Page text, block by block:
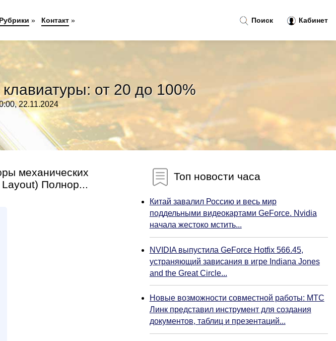
от 20 до 100%
22.11.2024
механических
Полнор...
Топ новости часа
Китай завалил Россию и весь мир
поддельными видеокартами GeForce. Nvidia
начала жестоко мстить...
NVIDIA выпустила GeForce Hotfix 566.45,
устраняющий зависания в игре Indiana Jones
and the Great Circle...
Новые возможности совместной работы: МТС
Линк представил инструмент для создания
документов, таблиц и презентаций...
Поиск Кабинет
Рубрики » Контакт»